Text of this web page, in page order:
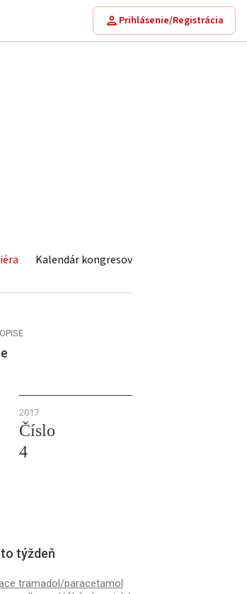
Prihlásenie/Registrácia
Kalendár kongresov
2017
Číslo
4
týždeň
tramadol/paracetamol